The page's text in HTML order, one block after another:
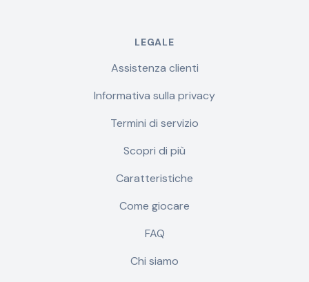
LEGALE
Assistenza clienti
Informativa sulla privacy
Termini di servizio
Scopri di più
Caratteristiche
Come giocare
FAQ
Chi siamo